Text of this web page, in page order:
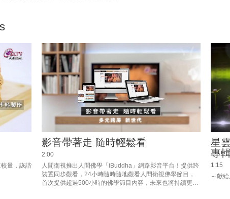
量，詼諧
影音帶著走 隨時輕鬆看
2:00
人間衛視推出人間佛學「iBuddha」網路影音平台！提供跨
裝置同步觀看，24小時隨時隨地觀看人間衛視佛學節目，
首次提供超過500小時的佛學節目內容，未來也將持續更新
星
專
1:15